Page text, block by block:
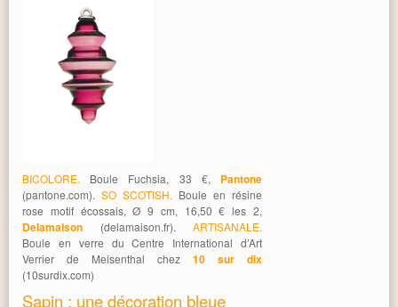
BICOLORE. Boule Fuchsia, 33 €, Pantone
(pantone.com). SO SCOTISH. Boule en résine
rose motif écossais, Ø 9 cm, 16,50 € les 2,
Delamaison (delamaison.fr). ARTISANALE.
Boule en verre du Centre International d’Art
Verrier de Meisenthal chez 10 sur dix
(10surdix.com)
Sapin : une décoration bleue